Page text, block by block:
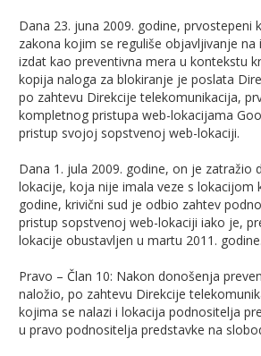
Dana 23. juna 2009. godine,
zakona kojim se reguliše objavljivanje
izdat kao preventivna mera u kontekstu
kopija naloga za blokiranje je poslata
po zahtevu Direkcije telekomunikacija,
kompletnog pristupa web-lokacijama
pristup svojoj sopstvenoj web-lokaciji.
Dana 1. jula 2009. godine, on je
lokacije, koja nije imala veze s lokacijom
godine, krivični sud je odbio zahtev
pristup sopstvenoj web-lokaciji iako je,
lokacije obustavljen u martu 2011. godine.
Pravo – Član 10: Nakon donošenja
naložio, po zahtevu Direkcije
kojima se nalazi i lokacija podnositelja
u pravo podnositelja predstavke na